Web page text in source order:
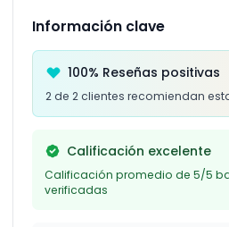
Información clave
100% Reseñas positivas
2 de 2 clientes recomiendan
Calificación excelente
Calificación promedio de 5/5
verificadas